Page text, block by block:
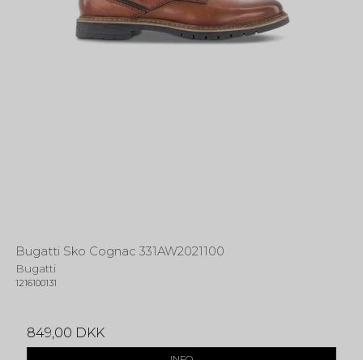
Bugatti Sko Cognac 331AW2021100
Bugatti
1216100131
849,00 DKK